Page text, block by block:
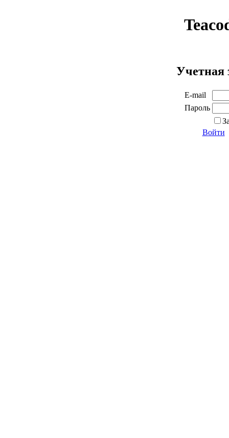
Учетная
E-mail
Пароль
Войти